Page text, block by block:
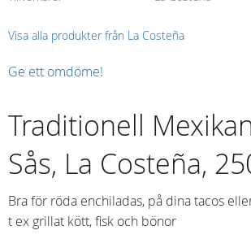
Visa alla produkter från La Costeña
Ge ett omdöme!
Traditionell
Sås, La Costeña,
Bra för röda enchiladas, på dina tacos
t ex grillat kött, fisk och bönor